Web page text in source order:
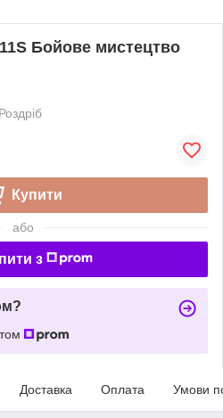
Бойове мистецтво
Роздріб
Купити
або
з
Доставка Оплата Умови